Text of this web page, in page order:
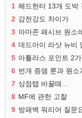
1 헤드헌터 13개 도박
2 감전강도 차이가
3 아마존 패시브 원소
4 데드아이 라샷 뉴비
5 아틀라스 포인트 2
6 번개 증뎀 룬과 원소
7 상점탭 바꿀때...
8 MF에 관한 고찰
9 방패벽 워리어 질문